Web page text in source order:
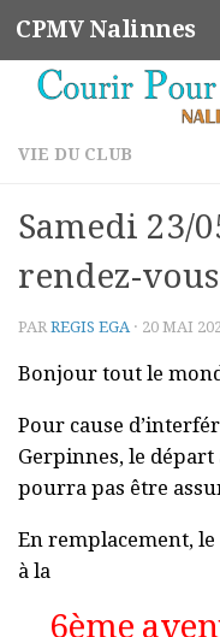
Skip to content
CPMV Nalinnes
VIE DU CLUB
Samedi 23/
rendez-vous
PAR REGIS EGA · 20 MAI
Bonjour tout le
Pour cause
Gerpinnes, le départ
pourra pas être
En remplacement,
à la
6ème